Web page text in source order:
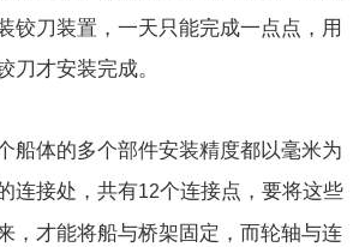
铰刀装置，一天只能完成一点点，用
刀才安装完成。
船体的多个部件安装精度都以毫米为
连接处，共有12个连接点，要将这些
，才能将船与桥架固定，而轮轴与连